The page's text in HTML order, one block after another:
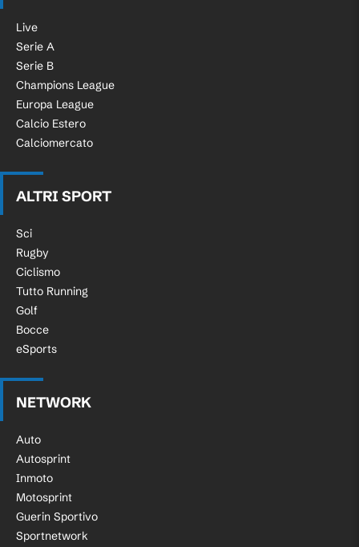
Live
Serie A
Serie B
Champions League
Europa League
Calcio Estero
Calciomercato
ALTRI SPORT
Sci
Rugby
Ciclismo
Tutto Running
Golf
Bocce
eSports
NETWORK
Auto
Autosprint
Inmoto
Motosprint
Guerin Sportivo
Sportnetwork